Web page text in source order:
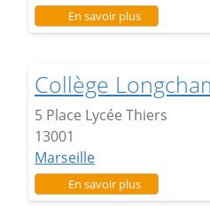
En savoir plussur Collège
Collège
5 Place Lycée Thiers
13001
Marseille
En savoir plussur Collège